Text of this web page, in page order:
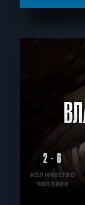
2 - 6
количество
человек